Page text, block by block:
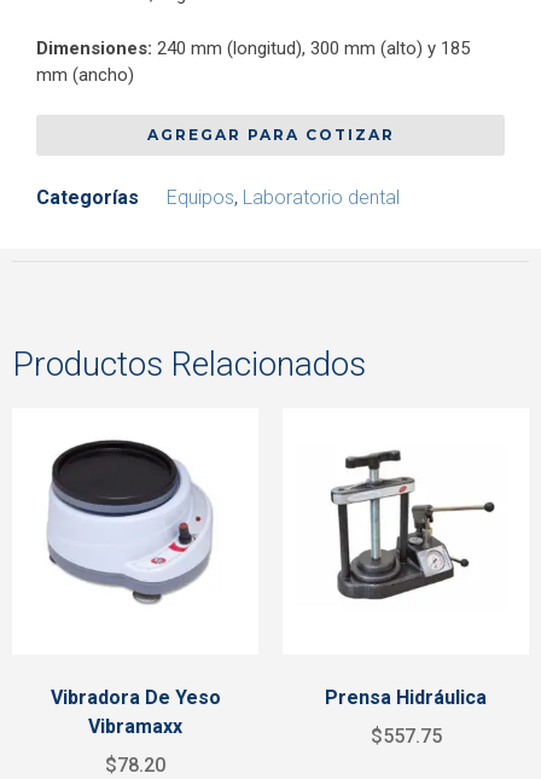
Dimensiones: 240 mm (longitud), 300 mm (alto) y 185
mm (ancho)
AGREGAR PARA COTIZAR
Categorías Equipos, Laboratorio dental
Productos Relacionados
Vibradora De Yeso
Vibramaxx
$78.20
Prensa Hidráulica
$557.75